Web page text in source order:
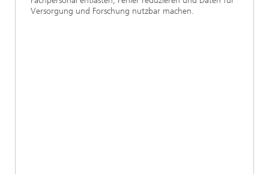
Versorgung und Forschung nutzbar machen.